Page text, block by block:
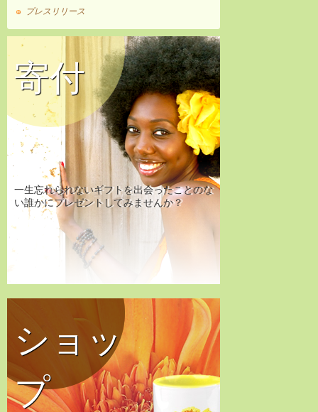
プレスリリース
寄付
一生忘れられないギフトを出会ったことのな
い誰かにプレゼントしてみませんか？
ショッ
プ